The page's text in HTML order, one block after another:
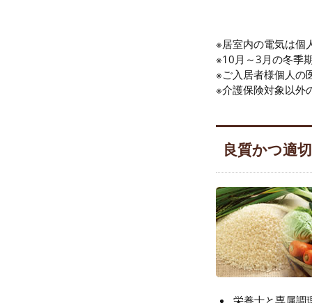
※居室内の電気は個
※10月～3月の冬季
※ご入居者様個人の
※介護保険対象以外
良質かつ適
栄養士と専属調